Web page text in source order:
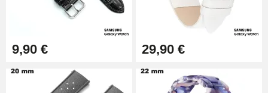
9,90 € 29,90 €